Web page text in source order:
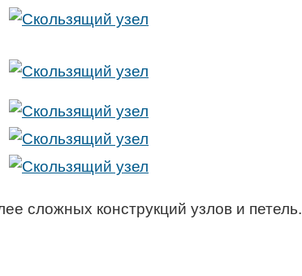
сложных конструкций узлов и петель.